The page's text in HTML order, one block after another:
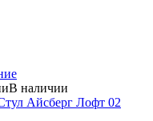
В наличии